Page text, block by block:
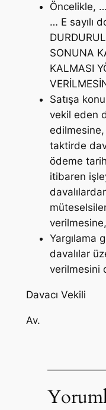
Öncelikle,
… E sayılı
SONUNA
KALMASI
Satışa
vekil eden
edilmesine,
taktirde
ödeme
itibaren
verilmesine,
Yargılama
davalılar
verilmesini
Davacı Vekili
Av.